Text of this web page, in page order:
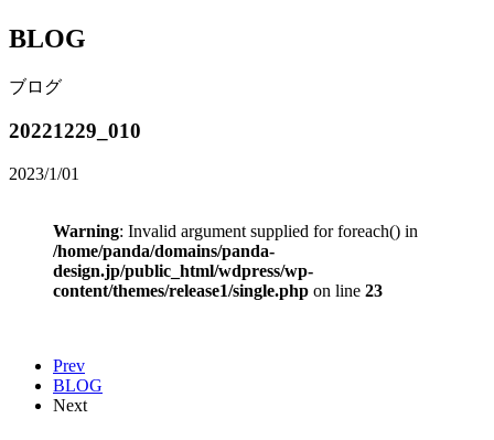
BLOG
ブログ
20221229_010
2023/1/01
Warning: Invalid argument supplied for foreach() in
/home/panda/domains/panda-
design.jp/public_html/wdpress/wp-
content/themes/release1/single.php on line 23
Prev
BLOG
Next